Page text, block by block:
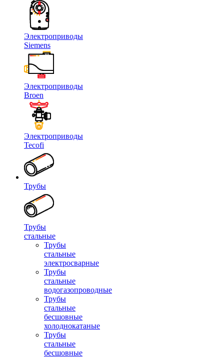
Электроприводы
Siemens
Электроприводы
Broen
Электроприводы
Tecofi
Трубы
Трубы
стальные
Трубы
стальные
электросварные
Трубы
стальные
водогазопроводные
Трубы
стальные
бесшовные
холоднокатаные
Трубы
стальные
бесшовные